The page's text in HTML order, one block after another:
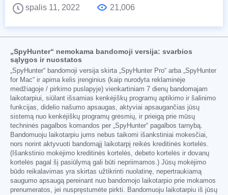
spalis 11, 2022
21,006
„SpyHunter“ nemokama bandomoji versija: svarbios
sąlygos ir nuostatos
„SpyHunter“ bandomoji versija skirta „SpyHunter Pro“ arba „SpyHunter
for Mac“ ir apima kelis įrenginius (kaip nurodyta reklaminėje
medžiagoje / pirkimo puslapyje) vienkartiniam 7 dienų bandomajam
laikotarpiui, siūlant išsamias kenkėjiškų programų aptikimo ir šalinimo
funkcijas, didelio našumo apsaugas, aktyviai apsaugančias jūsų
sistemą nuo kenkėjiškų programų grėsmių, ir prieigą prie mūsų
techninės pagalbos komandos per „SpyHunter“ pagalbos tarnybą.
Bandomuoju laikotarpiu jums nebus taikomi išankstiniai mokesčiai,
nors norint aktyvuoti bandomąjį laikotarpį reikės kreditinės kortelės.
(Išankstinio mokėjimo kreditinės kortelės, debeto kortelės ir dovanų
kortelės pagal šį pasiūlymą gali būti nepriimamos.) Jūsų mokėjimo
būdo reikalavimas yra skirtas užtikrinti nuolatinę, nepertraukiamą
saugumo apsaugą pereinant nuo bandomojo laikotarpio prie mokamos
prenumeratos, jei nuspręstumėte pirkti. Bandomuoju laikotarpiu iš jūsų